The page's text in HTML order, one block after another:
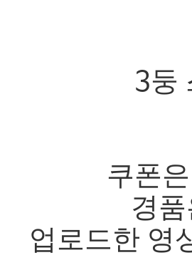
3둥
쿠폰
경
업로드한 영